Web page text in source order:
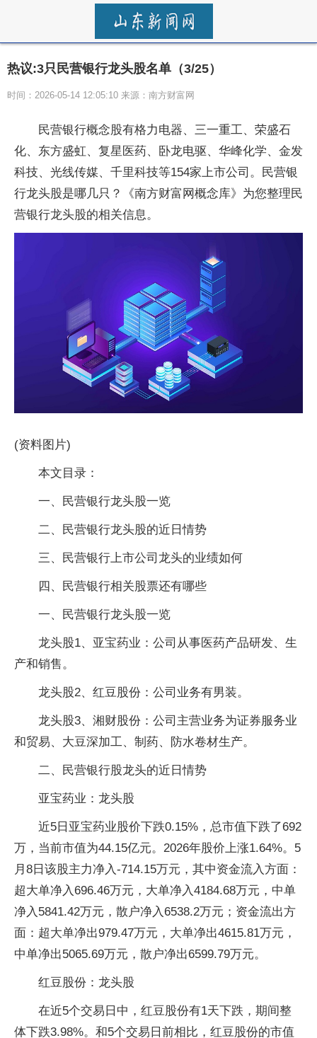
热议:3只民营银行龙头股名单（3/25）
时间：2026-05-14 12:05:10 来源：南方财富网
民营银行概念股有格力电器、三一重工、荣盛石
化、东方盛虹、复星医药、卧龙电驱、华峰化学、金发
科技、光线传媒、千里科技等154家上市公司。民营银
行龙头股是哪几只？《南方财富网概念库》为您整理民
营银行龙头股的相关信息。
(资料图片)
本文目录：
一、民营银行龙头股一览
二、民营银行龙头股的近日情势
三、民营银行上市公司龙头的业绩如何
四、民营银行相关股票还有哪些
一、民营银行龙头股一览
龙头股1、亚宝药业：公司从事医药产品研发、生
产和销售。
龙头股2、红豆股份：公司业务有男装。
龙头股3、湘财股份：公司主营业务为证券服务业
和贸易、大豆深加工、制药、防水卷材生产。
二、民营银行股龙头的近日情势
亚宝药业：龙头股
近5日亚宝药业股价下跌0.15%，总市值下跌了692
万，当前市值为44.15亿元。2026年股价上涨1.64%。5
月8日该股主力净入-714.15万元，其中资金流入方面：
超大单净入696.46万元，大单净入4184.68万元，中单
净入5841.42万元，散户净入6538.2万元；资金流出方
面：超大单净出979.47万元，大单净出4615.81万元，
中单净出5065.69万元，散户净出6599.79万元。
红豆股份：龙头股
在近5个交易日中，红豆股份有1天下跌，期间整
体下跌3.98%。和5个交易日前相比，红豆股份的市值